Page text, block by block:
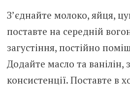
З’єднайте молоко, яйця,
поставте на середній
загустіння, постійно
Додайте масло та
консистенції. Поставте в